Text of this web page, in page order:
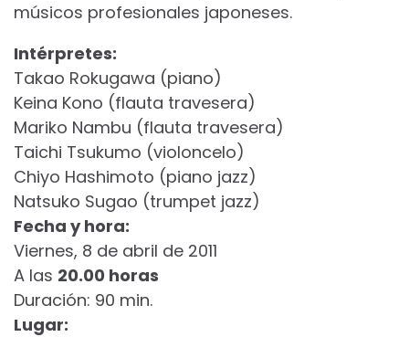
músicos profesionales japoneses.
Intérpretes:
Takao Rokugawa (piano)
Keina Kono (flauta travesera)
Mariko Nambu (flauta travesera)
Taichi Tsukumo (violoncelo)
Chiyo Hashimoto (piano jazz)
Natsuko Sugao (trumpet jazz)
Fecha y hora:
Viernes, 8 de abril de 2011
A las 20.00 horas
Duración: 90 min.
Lugar: